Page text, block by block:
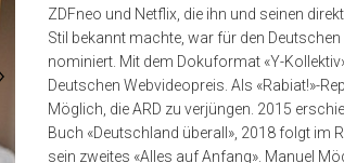
ZDFneo und Netflix, die ihn und seinen
Stil bekannt machte, war für den
nominiert. Mit dem Dokuformat «Y-
Deutschen Webvideopreis. Als «Rabiat!»-
Möglich, die ARD zu verjüngen. 2015
Buch «Deutschland überall», 2018 folgt im
sein zweites «Alles auf Anfang». Manuel